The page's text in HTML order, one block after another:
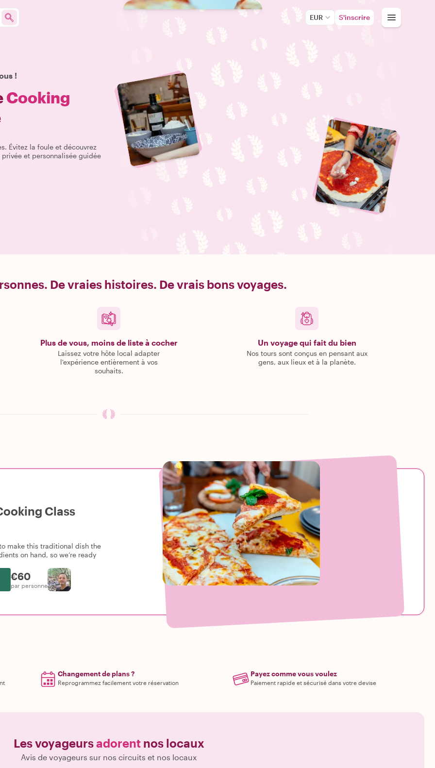
EUR S'inscrire
!
Cooking
Évitez la foule et découvrez
et personnalisée guidée
De vraies histoires. De vrais bons voyages.
Plus de vous, moins de liste à cocher
Laissez votre hôte local adapter
l'expérience entièrement à vos
souhaits.
Un voyage qui fait du bien
Nos tours sont conçus en pensant aux
gens, aux lieux et à la planète.
Class
make this traditional dish the
on hand, so we’re ready
€60
par personne
Changement de plans ?
Reprogrammez facilement votre réservation
Payez comme vous voulez
Paiement rapide et sécurisé dans votre devise
Les voyageursadorentnos locaux
Avis de voyageurs sur nos circuits et nos locaux